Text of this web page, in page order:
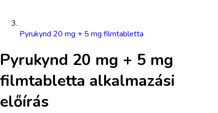
Pyrukynd 20 mg + 5 mg filmtabletta
Pyrukynd 20 mg + 5 mg
filmtabletta alkalmazási
előírás